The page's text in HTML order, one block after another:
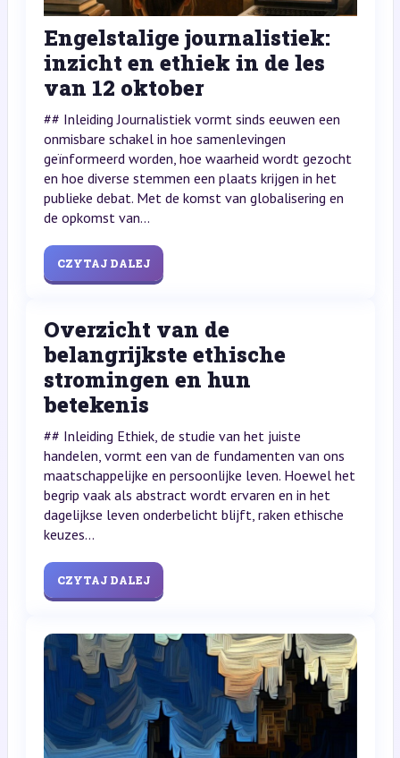
Engelstalige journalistiek:
inzicht en ethiek in de les
van 12 oktober
## Inleiding Journalistiek vormt sinds eeuwen een
onmisbare schakel in hoe samenlevingen
geïnformeerd worden, hoe waarheid wordt gezocht
en hoe diverse stemmen een plaats krijgen in het
publieke debat. Met de komst van globalisering en
de opkomst van...
CZYTAJ DALEJ
Overzicht van de
belangrijkste ethische
stromingen en hun
betekenis
## Inleiding Ethiek, de studie van het juiste
handelen, vormt een van de fundamenten van ons
maatschappelijke en persoonlijke leven. Hoewel het
begrip vaak als abstract wordt ervaren en in het
dagelijkse leven onderbelicht blijft, raken ethische
keuzes...
CZYTAJ DALEJ